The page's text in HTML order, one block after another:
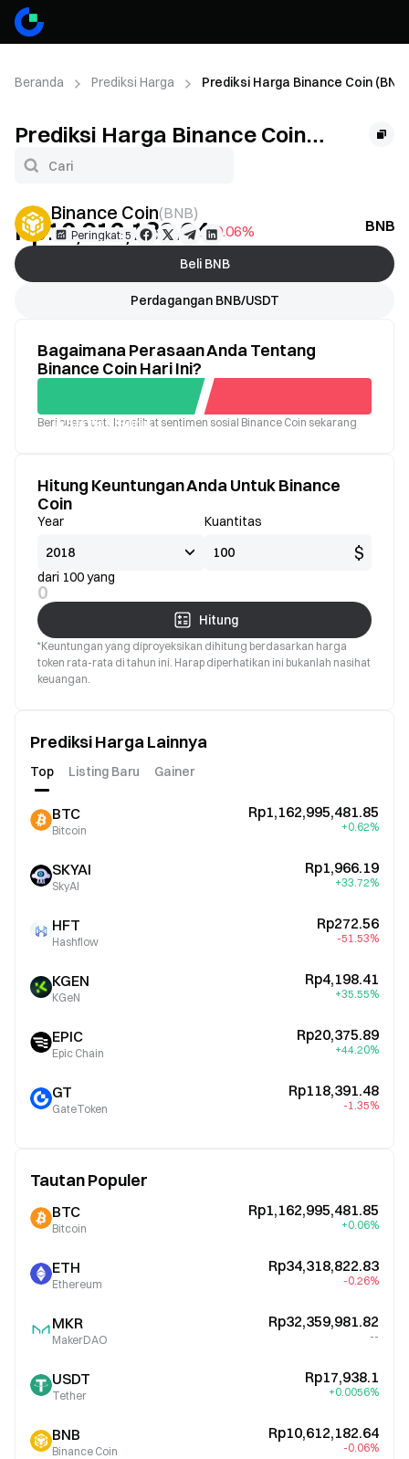
Beranda Prediksi Harga Prediksi Harga Binance Coin (BNB)
Prediksi Harga Binance Coin
(BNB)
Binance Coin(BNB)
Peringkat: 5 BNB
Rp10,612,182.64-0.06%
Beli BNB
Perdagangan BNB/USDT
Bagaimana Perasaan Anda Tentang
Binance Coin Hari Ini?
Bagus Buruk
Beri suara untuk melihat sentimen sosial Binance Coin sekarang
Hitung Keuntungan Anda Untuk Binance
Coin
Year Kuantitas
$
dari 100 yang
0
Hitung
*Keuntungan yang diproyeksikan dihitung berdasarkan harga
token rata-rata di tahun ini. Harap diperhatikan ini bukanlah nasihat
keuangan.
Prediksi Harga Lainnya
Top Listing Baru Gainer
BTC
Bitcoin
Rp1,162,995,481.85
+0.62%
SKYAI
SkyAI
Rp1,966.19
+33.72%
HFT
Hashflow
Rp272.56
-51.53%
KGEN
KGeN
Rp4,198.41
+35.55%
EPIC
Epic Chain
Rp20,375.89
+44.20%
GT
GateToken
Rp118,391.48
-1.35%
Tautan Populer
BTC
Bitcoin
Rp1,162,995,481.85
+0.06%
ETH
Ethereum
Rp34,318,822.83
-0.26%
MKR
MakerDAO
Rp32,359,981.82
--
USDT
Tether
Rp17,938.1
+0.0056%
BNB
Binance Coin
Rp10,612,182.64
-0.06%